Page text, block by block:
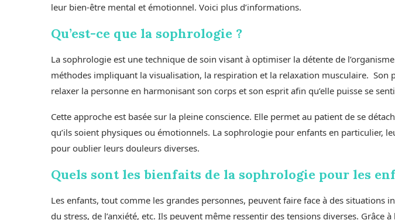
leur bien-être mental et émotionnel. Voici plus d’informations.
Qu’est-ce que la sophrologie ?
La sophrologie est une technique de soin visant à optimiser la détente de
méthodes impliquant la visualisation, la respiration et la relaxation musculaire. Son
relaxer la personne en harmonisant son corps et son esprit afin qu’elle puisse se
Cette approche est basée sur la pleine conscience. Elle permet au patient de se
qu’ils soient physiques ou émotionnels. La sophrologie pour enfants en particulier,
pour oublier leurs douleurs diverses.
Quels sont les bienfaits de la sophrologie pour les
Les enfants, tout comme les grandes personnes, peuvent faire face à des situations
du stress, de l’anxiété, etc. Ils peuvent même ressentir des tensions diverses. Grâce